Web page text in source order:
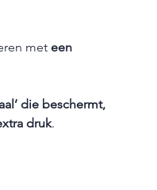
met een
die beschermt,
druk.